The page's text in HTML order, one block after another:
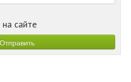
на сайте